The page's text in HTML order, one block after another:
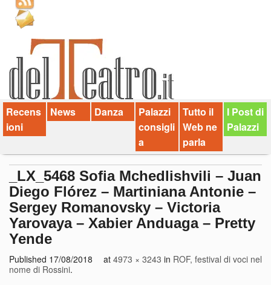
Video
Chi siamo
Contatti
dT in English
Recens
ioni
News Danza
Palazzi
consigli
a
Tutto il
Web ne
parla
I Post di
Palazzi
_LX_5468 Sofia Mchedlishvili – Juan
Diego Flórez – Martiniana Antonie –
Sergey Romanovsky – Victoria
Yarovaya – Xabier Anduaga – Pretty
Yende
Published 17/08/2018 at 4973 × 3243 in ROF, festival di voci nel
nome di Rossini.